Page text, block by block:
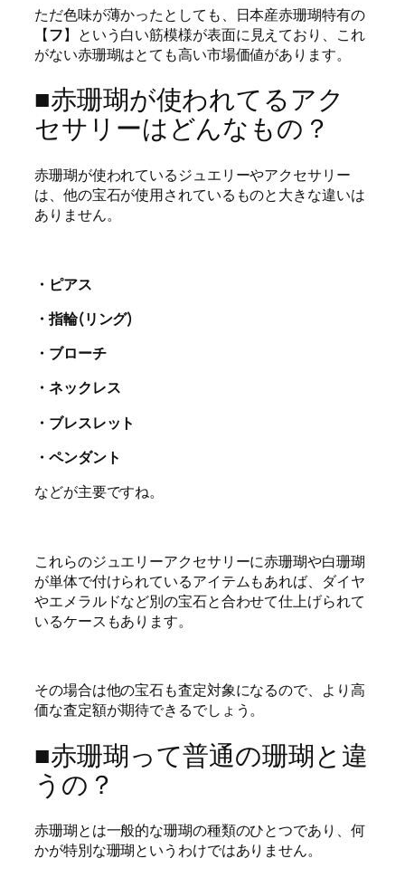
ただ色味が薄かったとしても、日本産赤珊瑚特有の
【フ】という白い筋模様が表面に見えており、これ
がない赤珊瑚はとても高い市場価値があります。
■赤珊瑚が使われてるアク
セサリーはどんなもの？
赤珊瑚が使われているジュエリーやアクセサリー
は、他の宝石が使用されているものと大きな違いは
ありません。
・ピアス
・指輪(リング)
・ブローチ
・ネックレス
・ブレスレット
・ペンダント
などが主要ですね。
これらのジュエリーアクセサリーに赤珊瑚や白珊瑚
が単体で付けられているアイテムもあれば、ダイヤ
やエメラルドなど別の宝石と合わせて仕上げられて
いるケースもあります。
その場合は他の宝石も査定対象になるので、より高
価な査定額が期待できるでしょう。
■赤珊瑚って普通の珊瑚と違
うの？
赤珊瑚とは一般的な珊瑚の種類のひとつであり、何
かが特別な珊瑚というわけではありません。